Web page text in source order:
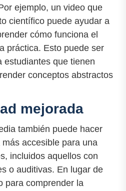
ejemplo, un video que
científico puede ayudar a
cómo funciona el
práctica. Esto puede ser
estudiantes que tienen
conceptos abstractos
mejorada
también puede hacer
accesible para una
incluidos aquellos con
o auditivas. En lugar de
para comprender la